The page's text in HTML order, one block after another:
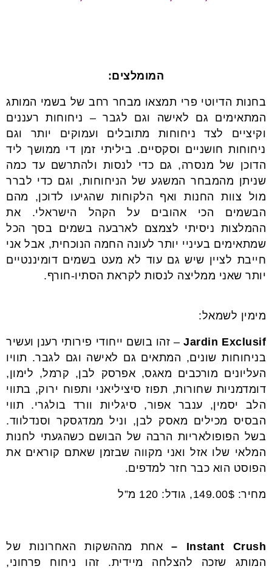
המומלצים:
בחנות הדיוטי פרי תמצאו מבחר רחב של בשמי המותג
המתאימים גם לאישה וגם לגבר – ניחוחות רעננים
וקיציים לצד ניחוחות מתובלים ועמוקים יותר וגם
ניחוחות חושניים וסקסיים. ביליתי זמן די ממושך ליד
הדוכן של מנסרה, גם כדי לנסות ולהתרשם עד כמה
שניתן מהמבחר המשגע של הניחוחות, וגם כדי לברר
מול צוות החנות ואף הלקוחות שהגיעו לדוכן, מהם
הבשמים הכי אהובים על הקהל הישראלי. את
ההמלצות ניסיתי לצמצם לארבעה בשמים בסך הכל
שמתאימים בעיניי יותר לעונה החמה הנוכחית, אבל אני
חייבת לציין שיש גם עוד לא מעט בשמים דומיננטיים
יותר שאני ממליצה לנסות לקראת הסתיו-חורף.
מימין לשמאל:
Jardin Exclusif– זהו בושם ייחודי פירותי רענן ועשיר
בניחוחות שונים, המתאים גם לאישה וגם לגבר. תוויו
העליונים מורכבים מאגס, אפרסק לבן, קרמל, לימון,
דומדמניות שחורות, תפוז סיציליאני ותפוח ירוק, בתווי
הלב יסמין, ענבר אפור, סיגליות וורד בולגרי. תווי
הבסיס מכילים מאסק לבן, וניל ממדגסקר וסנדלווד.
בשל הפופולאריות הרבה של הבושם כשהגעתי לחנות
המלאי שלו אזל ואני מקווה שבזמן שאתם קוראים את
הפוסט הוא כבר חזר למדפים.
מחיר: 149.00$, גודל: 120 מ”ל
Instant Crush –
אחת מההשקות האחרונות של
המותג שזכה להצלחה מיידית. זהו ניחוח פרחוני,